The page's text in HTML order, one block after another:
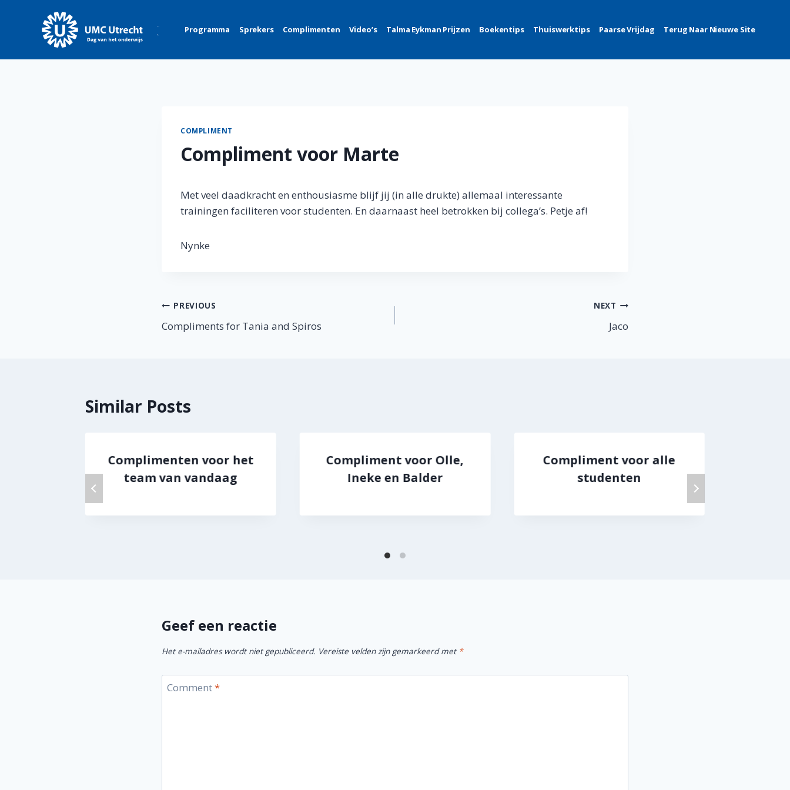
Programma Sprekers Complimenten Video’s Talma Eykman Prijzen Boekentips Thuiswerktips Paarse Vrijdag Terug Naar Nieuwe Site
COMPLIMENT
Compliment voor Marte
Met veel daadkracht en enthousiasme blijf jij (in alle drukte) allemaal interessante
trainingen faciliteren voor studenten. En daarnaast heel betrokken bij collega’s. Petje af!
Nynke
Berichtnavigatie
PREVIOUS
Compliments for Tania and Spiros
NEXT
Jaco
Similar Posts
Complimenten voor het
team van vandaag
Compliment voor Olle,
Ineke en Balder
Compliment voor alle
studenten
Geef een reactie
Het e-mailadres wordt niet gepubliceerd. Vereiste velden zijn gemarkeerd met *
Comment*